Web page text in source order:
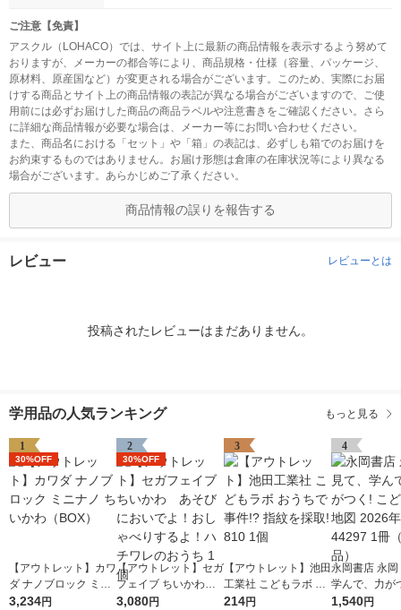
ご注意【免責】
アスクル（LOHACO）では、サイト上に最新の商品情報を表示するよう努めて
おりますが、メーカーの都合等により、商品規格・仕様（容量、パッケージ、
原材料、原産国など）が変更される場合がございます。このため、実際にお届
けする商品とサイト上の商品情報の表記が異なる場合がございますので、ご使
用前には必ずお届けした商品の商品ラベルや注意書きをご確認ください。さら
に詳細な商品情報が必要な場合は、メーカー等にお問い合わせください。
また、商品名における「セット」や「箱」の表記は、必ずしも箱でのお届けを
お約束するものではありません。お届け形態は倉庫の在庫状況等により異なる
場合がございます。あらかじめご了承ください。
商品情報の誤りを報告する
レビュー レビューとは
投稿されたレビューはまだありません。
学用品の人気ランキング もっと見る
1
30%OFF
【アウトレット】カワ
ダ ナノブロック ミニ
ナノ ちいかわ（BO
3,234円
2
30%OFF
【アウトレット】セガ
フェイブ ちいかわ
あそびにおいでよ！お
3,080円
3
【アウトレット】池田
工業社 こどもラボ お
うちで事件!? 指紋を
214円
4
永岡書店 永岡
学んで、力が
ども日本地図
1,540円